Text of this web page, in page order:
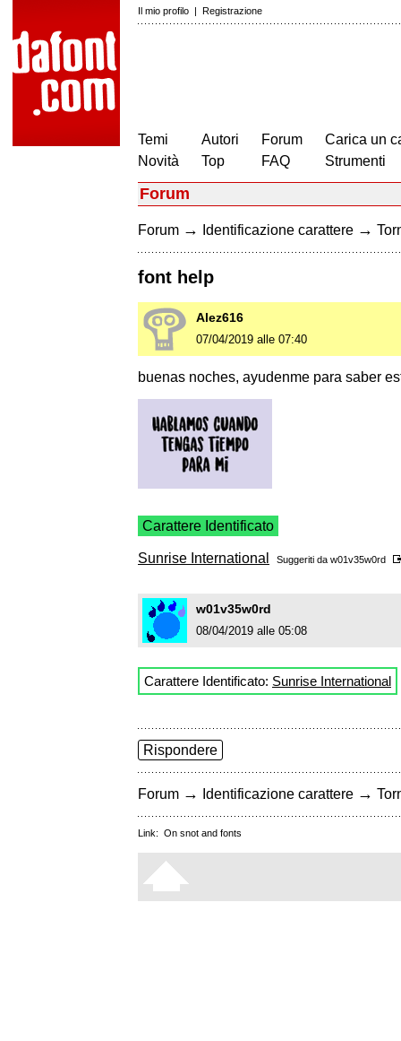
Il mio profilo | Registrazione
Temi
Novità
Autori
Top
Forum
FAQ
Carica un
Strumenti
Forum
Forum → Identificazione carattere →
font help
Alez616
07/04/2019 alle 07:40
buenas noches, ayudenme para saber
Carattere Identificato
Sunrise International Suggeriti da w01v35w0rd
w01v35w0rd
08/04/2019 alle 05:08
Carattere Identificato: Sunrise International
Rispondere
Forum → Identificazione carattere →
Link: On snot and fonts